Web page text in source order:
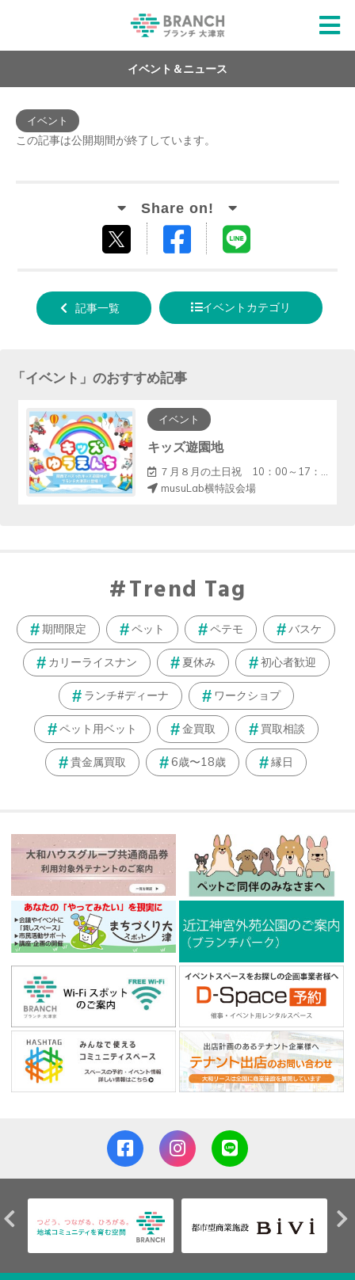
イベント＆ニュース
イベント
この記事は公開期間が終了しています。
する
Facebook
る
記事一覧 イベントカテゴリ
「イベント 」のおすすめ記事
イベント
キッズ遊園地
７月８月の土日祝 10：00～17：00（12～13休憩）
musuLab横特設会場
Trend Tag
期間限定 ペット ペテモ バスケ
カリーライスナン 夏休み 初心者歓迎
ランチ#ディーナ ワークショプ
ペット用ベット 金買取 買取相談
貴金属買取 6歳〜18歳 縁日